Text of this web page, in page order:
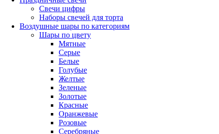
Свечи цифры
Наборы свечей для торта
Воздушные шары по категориям
Шары по цвету
Мятные
Серые
Белые
Голубые
Желтые
Зеленые
Золотые
Красные
Оранжевые
Розовые
Серебряные